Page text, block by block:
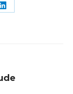
Share